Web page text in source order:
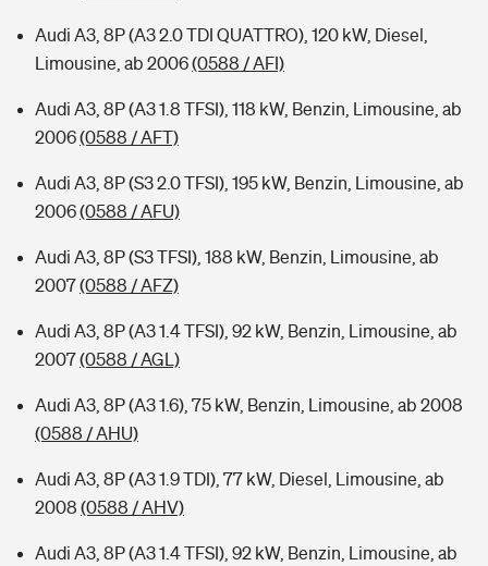
Audi A3, 8P (A3 2.0 TDI QUATTRO), 120 kW, Diesel,
Limousine, ab 2006(0588 / AFI)
Audi A3, 8P (A3 1.8 TFSI), 118 kW, Benzin, Limousine, ab
2006(0588 / AFT)
Audi A3, 8P (S3 2.0 TFSI), 195 kW, Benzin, Limousine, ab
2006(0588 / AFU)
Audi A3, 8P (S3 TFSI), 188 kW, Benzin, Limousine, ab
2007(0588 / AFZ)
Audi A3, 8P (A3 1.4 TFSI), 92 kW, Benzin, Limousine, ab
2007(0588 / AGL)
Audi A3, 8P (A3 1.6), 75 kW, Benzin, Limousine, ab 2008
(0588 / AHU)
Audi A3, 8P (A3 1.9 TDI), 77 kW, Diesel, Limousine, ab
2008 (0588 / AHV)
Audi A3, 8P (A3 1.4 TFSI), 92 kW, Benzin, Limousine, ab